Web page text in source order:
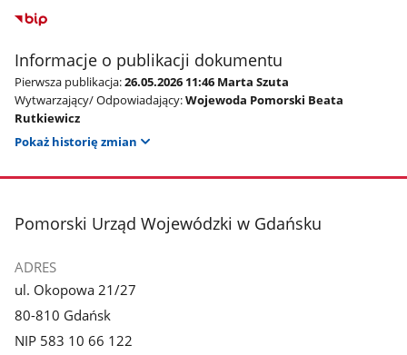
Informacje o publikacji dokumentu
Pierwsza publikacja:26.05.2026 11:46 Marta Szuta
Wytwarzający/ Odpowiadający:Wojewoda Pomorski Beata
Rutkiewicz
Pokaż historię zmian
stopka
Pomorski Urząd Wojewódzki w Gdańsku
ADRES
ul. Okopowa 21/27
80-810 Gdańsk
NIP 583 10 66 122